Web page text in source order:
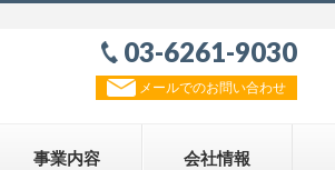
03-6261-9030
メールでのお問い合わせ
事業内容 会社情報